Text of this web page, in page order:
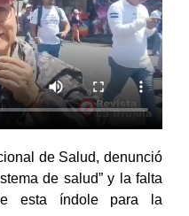
de Salud, denunció
de salud” y la falta
esta índole para la